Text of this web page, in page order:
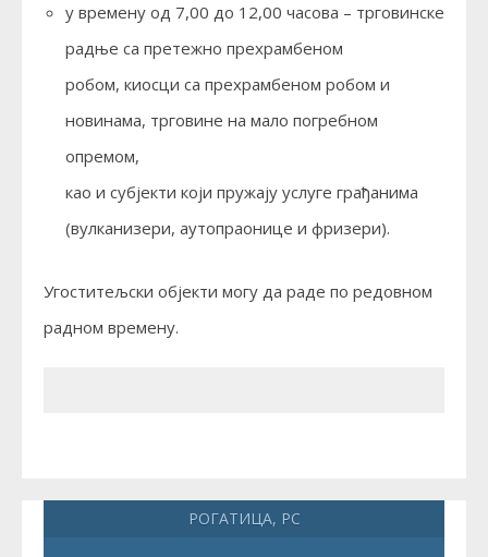
у времену од 7,00 до 12,00 часова – трговинске
радње са претежно прехрамбеном
робом, киосци са прехрамбеном робом и
новинама, трговине на мало погребном
опремом,
као и субјекти који пружају услуге грађанима
(вулканизери, аутопраонице и фризери).
Угоститељски објекти могу да раде по редовном
радном времену.
РОГАТИЦА, РС